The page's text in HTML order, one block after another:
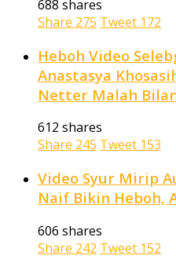
688 shares
Share 275 Tweet 172
Heboh Video
Anastasya
Netter Malah
612 shares
Share 245 Tweet 153
Video Syur Mirip
Naif Bikin Heboh,
606 shares
Share 242 Tweet 152